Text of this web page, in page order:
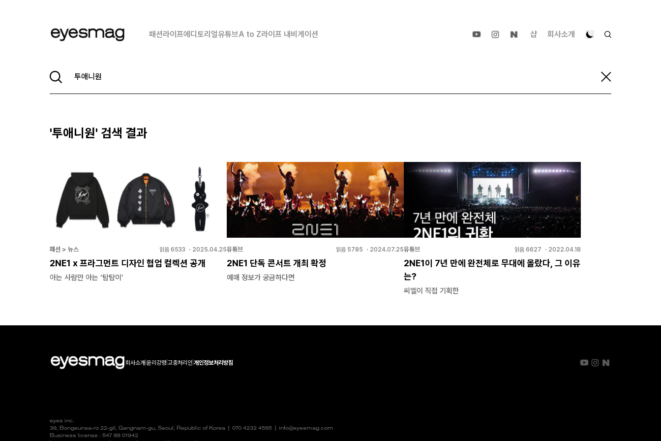
패션라이프에디토리얼유튜브A to Z라이프 내비게이션 샵 회사소개
'투애니원' 검색 결과
패션 > 뉴스 읽음 6533 ・ 2025.04.25
2NE1 x 프라그먼트 디자인 협업 컬렉션 공개
아는 사람만 아는 ‘탐탐이’
유튜브 읽음 5785 ・ 2024.07.25
2NE1 단독 콘서트 개최 확정
예매 정보가 궁금하다면
유튜브 읽음 6627 ・ 2022.04.18
2NE1이 7년 만에 완전체로 무대에 올랐다, 그 이유
는?
씨엘이 직접 기획한
회사소개|윤리강령 고충처리인 개인정보처리방침
eyes inc.
39, Bongeunsa-ro 22-gil, Gangnam-gu, Seoul, Republic of Korea | 070 4232 4565
info@eyesmag.com
Business license : 547 88 01942